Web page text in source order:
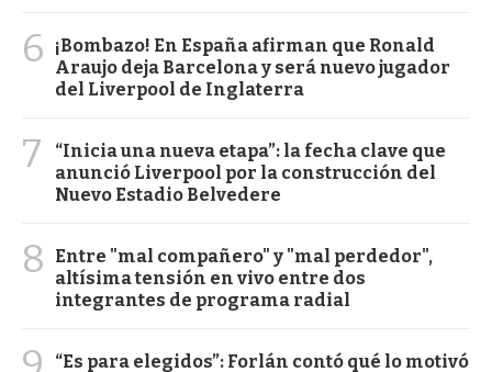
6
¡Bombazo! En España afirman que Ronald
Araujo deja Barcelona y será nuevo jugador
del Liverpool de Inglaterra
7
“Inicia una nueva etapa”: la fecha clave que
anunció Liverpool por la construcción del
Nuevo Estadio Belvedere
8
Entre "mal compañero" y "mal perdedor",
altísima tensión en vivo entre dos
integrantes de programa radial
“Es para elegidos”: Forlán contó qué lo motivó